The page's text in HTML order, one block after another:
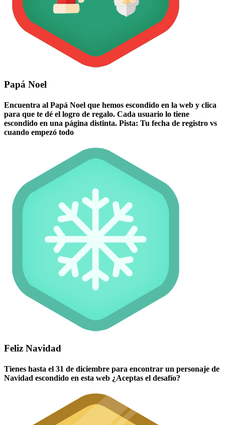
Papá Noel
Encuentra al Papá Noel que hemos escondido en la web y clica
para que te dé el logro de regalo. Cada usuario lo tiene
escondido en una página distinta. Pista: Tu fecha de registro vs
cuando empezó todo
Feliz Navidad
Tienes hasta el 31 de diciembre para encontrar un personaje de
Navidad escondido en esta web ¿Aceptas el desafío?